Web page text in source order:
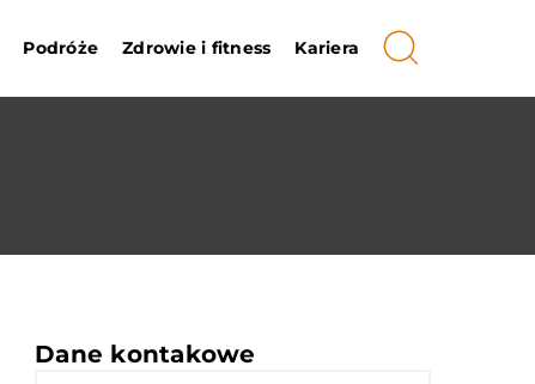
Podróże Zdrowie i fitness Kariera
Dane kontakowe